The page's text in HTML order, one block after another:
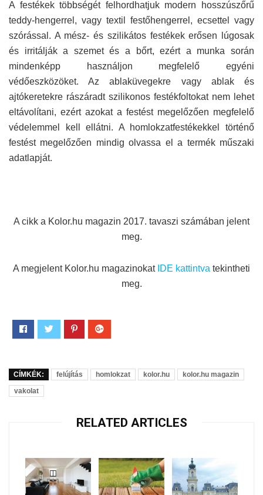
A festékek többségét felhordhatjuk modern hosszúszőrű
teddy-hengerrel, vagy textil festőhengerrel, ecsettel vagy
szórással. A mész- és szilikátos festékek erősen lúgosak
és irritálják a szemet és a bőrt, ezért a munka során
mindenképp használjon megfelelő egyéni
védőeszközöket. Az ablaküvegekre vagy ablak és
ajtókeretekre rászáradt szilikonos festékfoltokat nem lehet
eltávolítani, ezért azokat a festést megelőzően megfelelő
védelemmel kell ellátni. A homlokzatfestékekkel történő
festést megelőzően mindig olvassa el a termék műszaki
adatlapját.
A cikk a Kolor.hu magazin 2017. tavaszi számában jelent
meg.
A megjelent Kolor.hu magazinokat IDE kattintva tekintheti
meg.
CÍMKÉK: felújítás homlokzat kolor.hu
kolor.hu magazin
vakolat
RELATED ARTICLES